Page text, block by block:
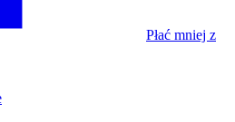
Płać mniej z